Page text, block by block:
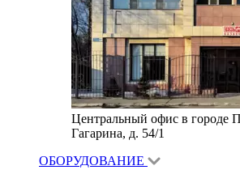
Центральный офис в городе
Гагарина, д. 54/1
ОБОРУДОВАНИЕ